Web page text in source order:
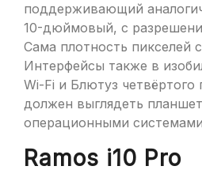
поддерживающий
10-дюймовый, с
Сама плотность пикселей
Интерфейсы также в
Wi-Fi и Блютуз четвёртого
должен выглядеть
операционными
Ramos i10 Pro